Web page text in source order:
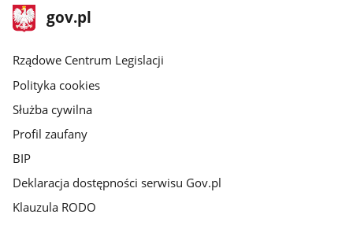
stopka
gov.plStrona
gov.pl
Rządowe Centrum Legislacji
Polityka cookies
Służba cywilna
Profil zaufany
BIP
Deklaracja dostępności serwisu Gov.pl
Klauzula RODO